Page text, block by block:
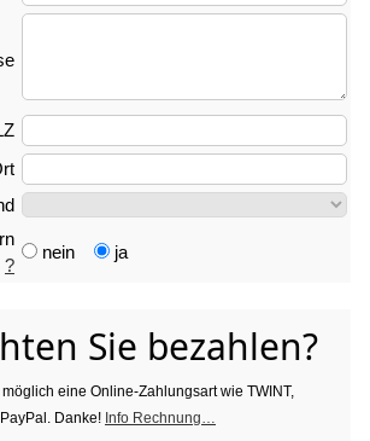
?
nein ja
Sie bezahlen?
eine Online-Zahlungsart wie TWINT,
Danke! Info Rechnung…